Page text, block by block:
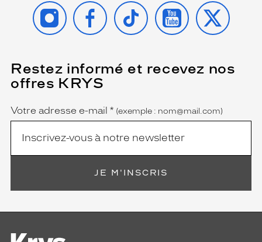
INSTAGRAMFACEBOOK
TIKTOK YOUTUBE
X
Restez informé et recevez nos
offres KRYS
Name
Votre adresse e-mail *
(Ce
champ
est
obligatoire)
(exemple : nom@mail.com)
JE M'INSCRIS